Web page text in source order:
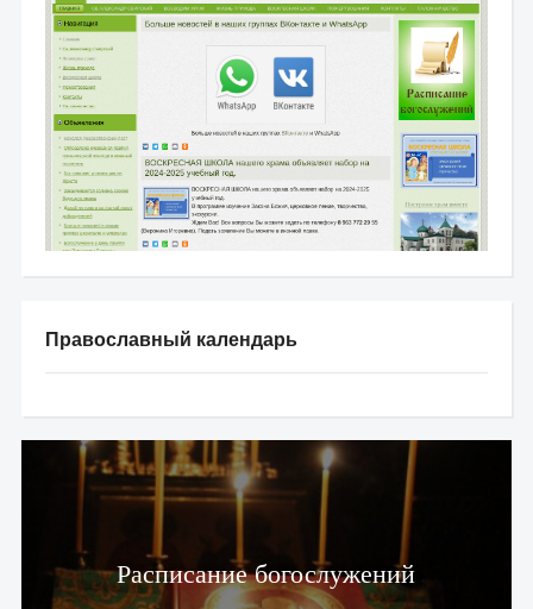
Православный календарь
Расписание богослужений